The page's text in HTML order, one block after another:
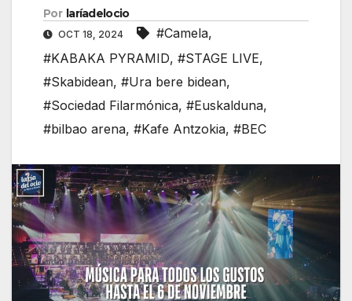
Por laríadelocio
OCT 18, 2024 #Camela,
#KABAKA PYRAMID, #STAGE LIVE,
#Skabidean, #Ura bere bidean,
#Sociedad Filarmónica, #Euskalduna,
#bilbao arena, #Kafe Antzokia, #BEC